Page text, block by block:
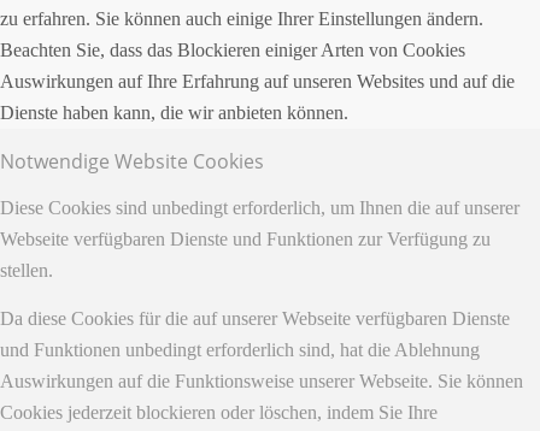
zu erfahren. Sie können auch einige Ihrer Einstellungen ändern.
Beachten Sie, dass das Blockieren einiger Arten von Cookies
Auswirkungen auf Ihre Erfahrung auf unseren Websites und auf die
Dienste haben kann, die wir anbieten können.
Notwendige Website Cookies
Diese Cookies sind unbedingt erforderlich, um Ihnen die auf unserer
Webseite verfügbaren Dienste und Funktionen zur Verfügung zu
stellen.
Da diese Cookies für die auf unserer Webseite verfügbaren Dienste
und Funktionen unbedingt erforderlich sind, hat die Ablehnung
Auswirkungen auf die Funktionsweise unserer Webseite. Sie können
Cookies jederzeit blockieren oder löschen, indem Sie Ihre